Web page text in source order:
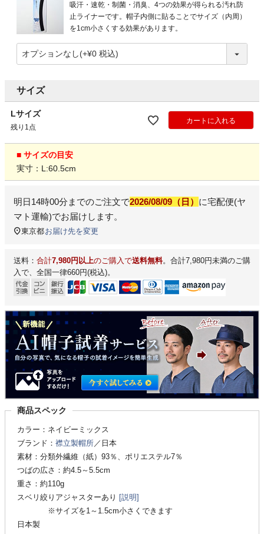
吸汗・速乾・制菌・消臭、4つの効果が得られる汚れ防
止ライナーです。帽子内側に貼ることでサイズ（内周）
を1cm小さくする効果があります。
サイズ
Lサイズ
残り1点
カートに入れる
■ サイズの目安
実寸：L:60.5cm
明日14時00分 までのご注文で2026/08/09（日） に宅配便(ヤ
マト運輸)でお届けします。
東京都お届け先を変更
送料： 合計7,980円以上のご購入で送料無料。合計7,980円未満のご購
入で、全国一律660円(税込)。
商品スペック
カラー：ネイビーミックス
ブランド： 襟立製帽所 ／日本
素材：分類外繊維（紙）93％、ポリエステル7％
つばの広さ：約4.5～5.5cm
重さ：約110g
スベリ絞りアジャスターあり [説明]
※サイズを1～1.5cm小さくできます
日本製